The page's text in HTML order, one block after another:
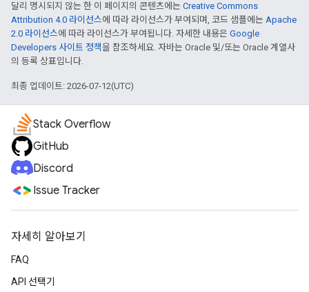
달리 명시되지 않는 한 이 페이지의 콘텐츠에는 Creative Commons
Attribution 4.0 라이선스에 따라 라이선스가 부여되며, 코드 샘플에는 Apache
2.0 라이선스에 따라 라이선스가 부여됩니다. 자세한 내용은 Google
Developers 사이트 정책을 참조하세요. 자바는 Oracle 및/또는 Oracle 계열사
의 등록 상표입니다.
최종 업데이트: 2026-07-12(UTC)
Stack Overflow
GitHub
Discord
Issue Tracker
자세히 알아보기
FAQ
API 선택기